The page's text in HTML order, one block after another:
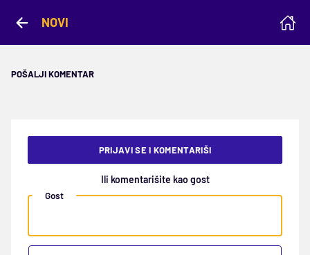
NOVI
POŠALJI KOMENTAR
PRIJAVI SE I KOMENTARIŠI
Ili komentarišite kao gost
Gost